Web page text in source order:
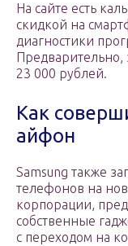
На сайте есть
скидкой на
диагностики
Предварительно,
23 000 рублей.
Как
айфон
Samsung также
телефонов на
корпорации,
собственные
с переходом на